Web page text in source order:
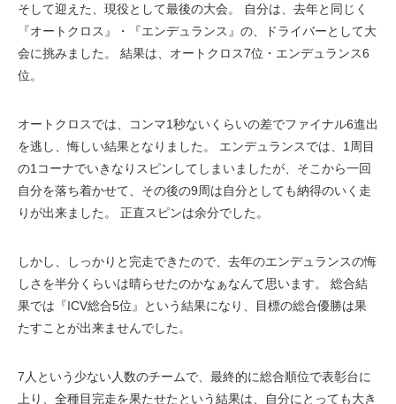
そして迎えた、現役として最後の大会。 自分は、去年と同じく
『オートクロス』・『エンデュランス』の、ドライバーとして大
会に挑みました。 結果は、オートクロス7位・エンデュランス6
位。
オートクロスでは、コンマ1秒ないくらいの差でファイナル6進出
を逃し、悔しい結果となりました。 エンデュランスでは、1周目
の1コーナでいきなりスピンしてしまいましたが、そこから一回
自分を落ち着かせて、その後の9周は自分としても納得のいく走
りが出来ました。 正直スピンは余分でした。
しかし、しっかりと完走できたので、去年のエンデュランスの悔
しさを半分くらいは晴らせたのかなぁなんて思います。 総合結
果では『ICV総合5位』という結果になり、目標の総合優勝は果
たすことが出来ませんでした。
7人という少ない人数のチームで、最終的に総合順位で表彰台に
上り、全種目完走を果たせたという結果は、自分にとっても大き